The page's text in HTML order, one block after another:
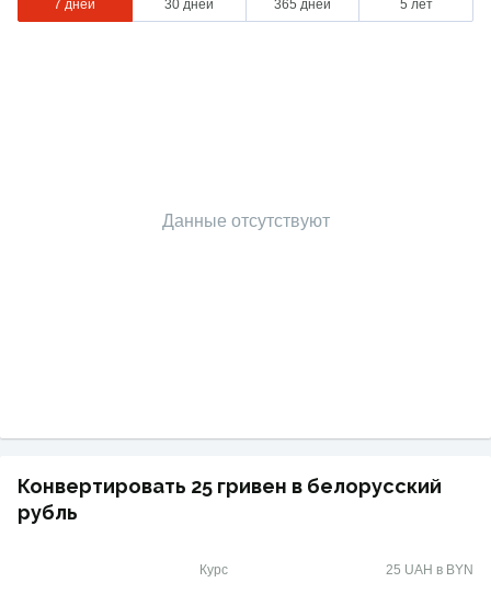
7 дней 30 дней 365 дней 5 лет
Данные отсутствуют
Конвертировать 25 гривен в белорусский
рубль
Курс 25 UAH в BYN